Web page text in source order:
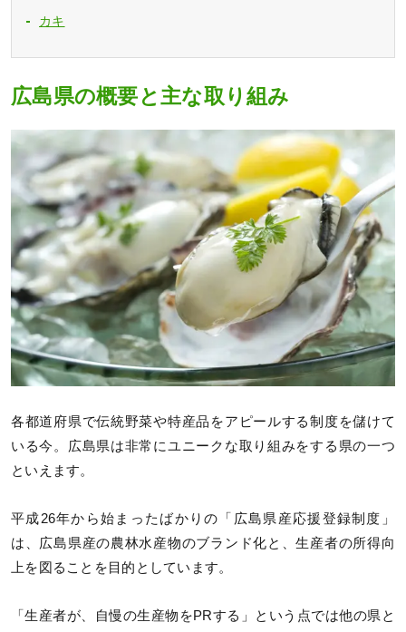
カキ
広島県の概要と主な取り組み
各都道府県で伝統野菜や特産品をアピールする制度を儲けて
いる今。広島県は非常にユニークな取り組みをする県の一つ
といえます。
平成26年から始まったばかりの「広島県産応援登録制度」
は、広島県産の農林水産物のブランド化と、生産者の所得向
上を図ることを目的としています。
「生産者が、自慢の生産物をPRする」という点では他の県と